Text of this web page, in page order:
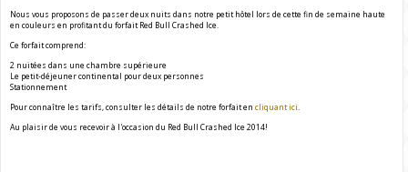
Nous vous proposons de passer deux nuits dans notre petit hôtel lors de cette fin de semaine haute
en couleurs en profitant du forfait Red Bull Crashed Ice.
Ce forfait comprend:
2 nuitées dans une chambre supérieure
Le petit-déjeuner continental pour deux personnes
Stationnement
Pour connaître les tarifs, consulter les détails de notre forfait en cliquant ici
Au plaisir de vous recevoir à l'occasion du Red Bull Crashed Ice 2014!